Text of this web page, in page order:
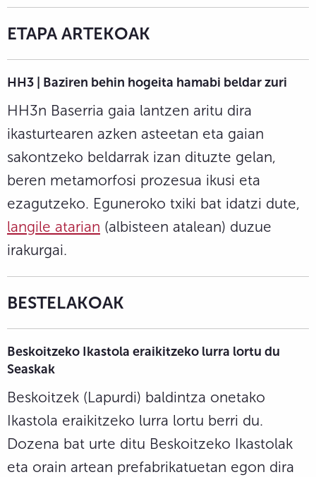
ETAPA ARTEKOAK
HH3 | Baziren behin hogeita hamabi beldar zuri
HH3n Baserria gaia lantzen aritu dira
ikasturtearen azken asteetan eta gaian
sakontzeko beldarrak izan dituzte gelan,
beren metamorfosi prozesua ikusi eta
ezagutzeko. Eguneroko txiki bat idatzi dute,
langile atarian (albisteen atalean) duzue
irakurgai.
BESTELAKOAK
Beskoitzeko Ikastola eraikitzeko lurra lortu du
Seaskak
Beskoitzek (Lapurdi) baldintza onetako
Ikastola eraikitzeko lurra lortu berri du.
Dozena bat urte ditu Beskoitzeko Ikastolak
eta orain artean prefabrikatuetan egon dira